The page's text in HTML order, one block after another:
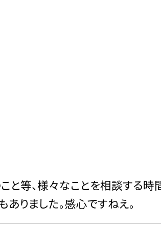
と等、様々なことを相談する時
りました。感心ですねえ。